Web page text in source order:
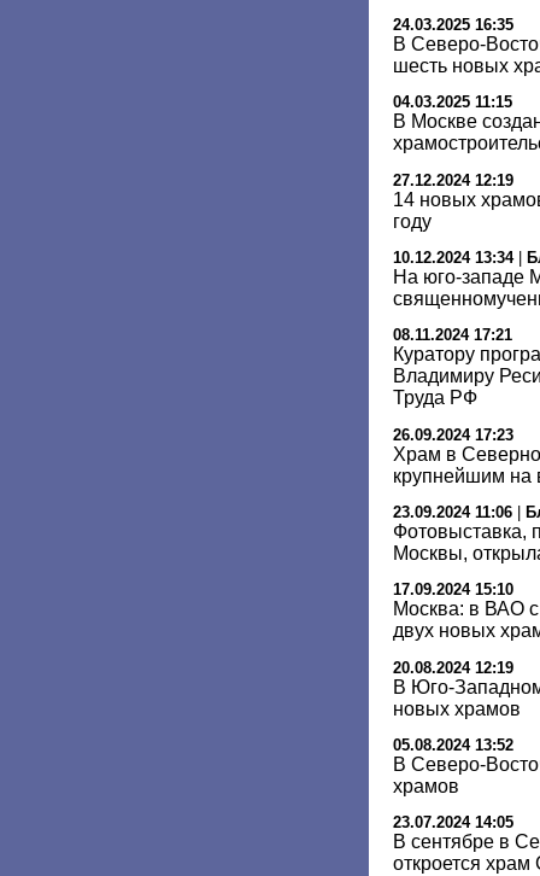
24.03.2025 16:35
В Северо-
шесть новых
04.03.2025 11:15
В Москве
27.12.2024 12:19
14 новых
году
10.12.2024 13:34|
На юго-западе
08.11.2024 17:21
Куратору
Владимиру
Труда РФ
26.09.2024 17:23
Храм в
крупнейшим на
23.09.2024 11:06
Фотовыставка,
Москвы,
17.09.2024 15:10
Москва: в ВАО
двух новых
20.08.2024 12:19
В Юго-
новых храмов
05.08.2024 13:52
В Северо-
храмов
23.07.2024 14:05
В сентябре в
откроется